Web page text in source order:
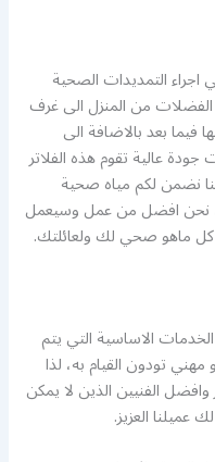
اجراء التمديدات الصحية
من المنزل الى غرف
فيما بعد بالاضافة الى
عالية تقوم هذه الفلاتر
نضمن لكم مياه صحية
نحن افضل من عمل وسيعمل
ماهو صحي لك ولعائلتك.
الاساسية التي يتم
تودون القيام به، لذا
الفنيين الذين لا يمكن
العزيز.